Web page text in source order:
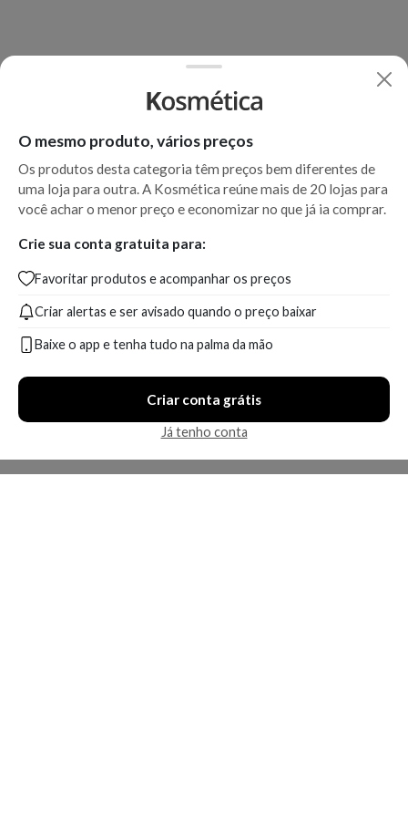
O mesmo produto, vários preços
Os produtos desta categoria têm preços bem diferentes de
uma loja para outra. A Kosmética reúne mais de 20 lojas para
você achar o menor preço e economizar no que já ia comprar.
Crie sua conta gratuita para:
Favoritar produtos e acompanhar os preços
Criar alertas e ser avisado quando o preço baixar
Baixe o app e tenha tudo na palma da mão
Criar conta grátis
Já tenho conta